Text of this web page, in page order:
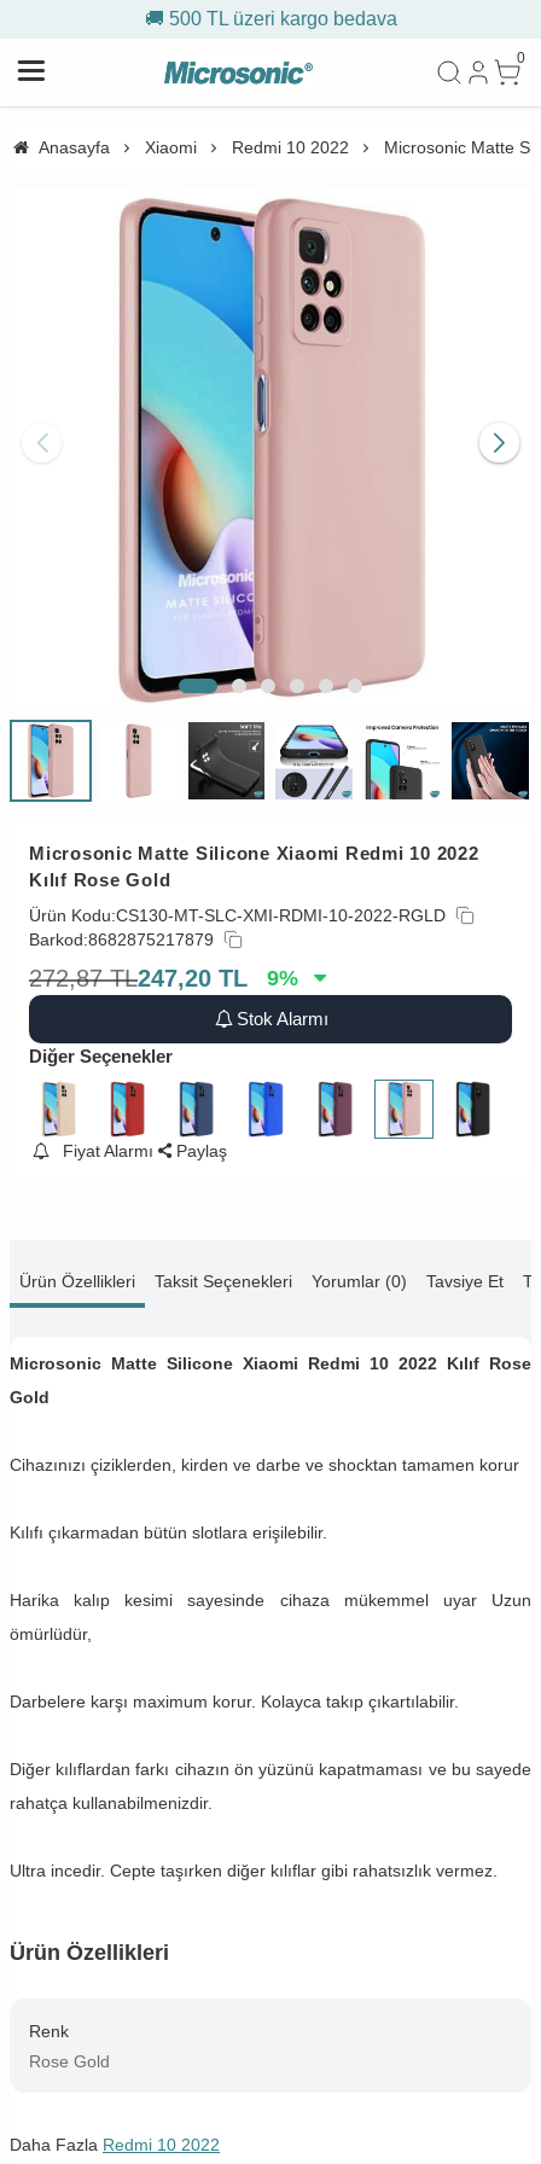
🚚 500 TL üzeri kargo bedava
0
Anasayfa Xiaomi Redmi 10 2022 Microsonic Matte
Microsonic Matte Silicone Xiaomi Redmi 10 2022
Kılıf Rose Gold
Ürün Kodu:CS130-MT-SLC-XMI-RDMI-10-2022-RGLD
Barkod:8682875217879
272,87 TL247,20 TL 9%
Stok Alarmı
Diğer Seçenekler
Fiyat Alarmı Paylaş
Ürün Özellikleri Taksit Seçenekleri Yorumlar (0) Tavsiye Et
Microsonic Matte Silicone Xiaomi Redmi 10 2022 Kılıf Rose
Gold
Cihazınızı çiziklerden, kirden ve darbe ve shocktan tamamen korur
Kılıfı çıkarmadan bütün slotlara erişilebilir.
Harika kalıp kesimi sayesinde cihaza mükemmel uyar Uzun
ömürlüdür,
Darbelere karşı maximum korur. Kolayca takıp çıkartılabilir.
Diğer kılıflardan farkı cihazın ön yüzünü kapatmaması ve bu sayede
rahatça kullanabilmenizdir.
Ultra incedir. Cepte taşırken diğer kılıflar gibi rahatsızlık vermez.
Ürün Özellikleri
Renk
Rose Gold
Daha Fazla Redmi 10 2022